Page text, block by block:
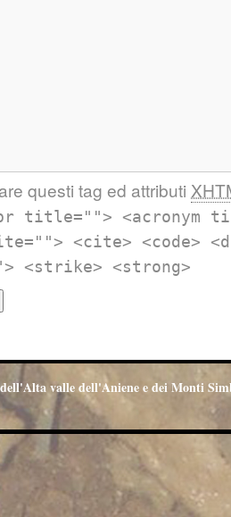
questi tag ed attributi
title=""> <acronym
<cite> <code>
<strike> <strong>
valle dell'Aniene e dei Monti